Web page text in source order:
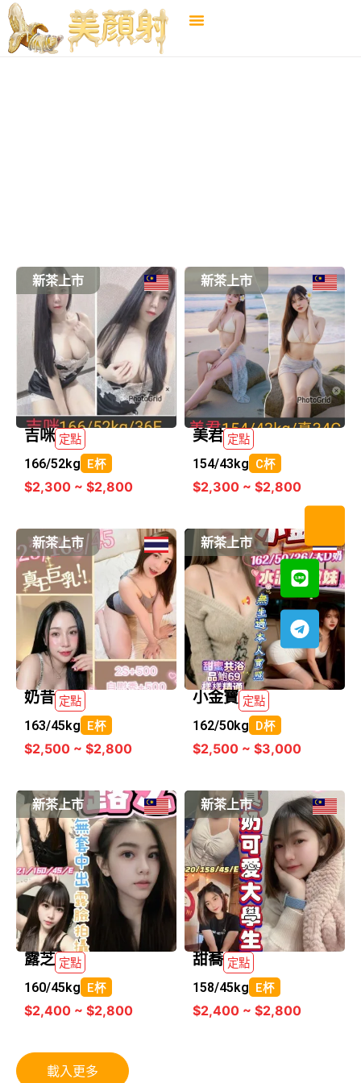
新茶上市
吉咪 定點
166/52kg E杯
$2,300 ~ $2,800
新茶上市
美君 定點
154/43kg C杯
$2,300 ~ $2,800
新茶上市
奶昔 定點
163/45kg E杯
$2,500 ~ $2,800
新茶上市
小金寶 定點
162/50kg D杯
$2,500 ~ $3,000
新茶上市
露芝 定點
160/45kg E杯
$2,400 ~ $2,800
新茶上市
甜蕎 定點
158/45kg E杯
$2,400 ~ $2,800
載入更多